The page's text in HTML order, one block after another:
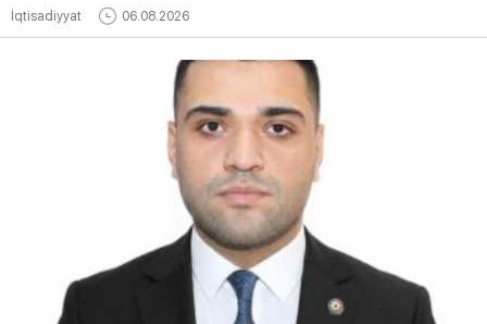
İqtisadiyyat 06.08.2026